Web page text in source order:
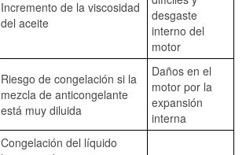
Incremento de la viscosidad
del aceite
desgaste
interno del
motor
Riesgo de congelación si la
mezcla de anticongelante
está muy diluida
Daños en el
motor por la
expansión
interna
Congelación del líquido